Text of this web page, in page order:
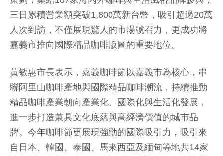
三日累積營業額突破1,800萬新台幣，吸引超過20萬
人次到訪，不僅展現驚人的市場號召力，更成功將
嘉義市推向國際精品咖啡版圖的重要地位。
黃敏惠市長表示，嘉義咖啡節以嘉義市為核心，串
聯阿里山咖啡產地與國際精品咖啡潮流，持續推動
精品咖啡產業朝向產業化、國際化與生活化發展，
進一步打造兼具文化底蘊與高經濟價值的城市品
牌。今年咖啡節更展現強勁的國際吸引力，吸引來
自日本、韓國、泰國、馬來西亞及緬甸等地共14家